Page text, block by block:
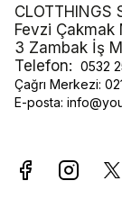
CLOTTHINGS
Fevzi
3 Zambak İş
Telefon: 0532
Çağrı Merkezi:
E-posta: